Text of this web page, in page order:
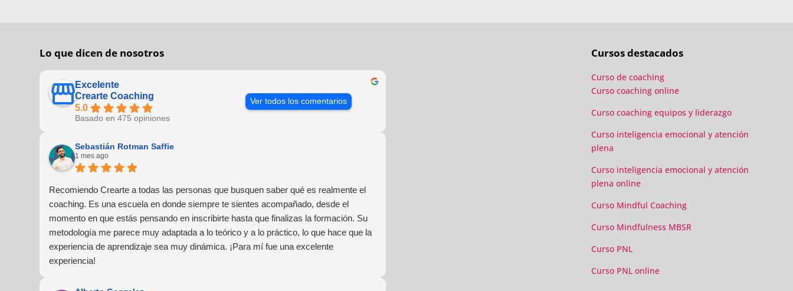
Lo que dicen de nosotros
Excelente
Crearte Coaching
5.0
Basado en 475 opiniones
Ver todos los comentarios
Sebastián Rotman Saffie
1 mes ago
Recomiendo Crearte a todas las personas que busquen saber qué es realmente el
coaching. Es una escuela en donde siempre te sientes acompañado, desde el
momento en que estás pensando en inscribirte hasta que finalizas la formación. Su
metodología me parece muy adaptada a lo teórico y a lo práctico, lo que hace que la
experiencia de aprendizaje sea muy dinámica. ¡Para mí fue una excelente
experiencia!
Cursos destacados
Curso de coaching
Curso coaching online
Curso coaching equipos y liderazgo
Curso inteligencia emocional y atención
plena
Curso inteligencia emocional y atención
plena online
Curso Mindful Coaching
Curso Mindfulness MBSR
Curso PNL
Curso PNL online